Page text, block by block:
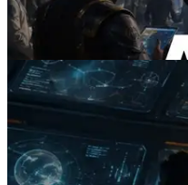
precisam
Ler este artigo